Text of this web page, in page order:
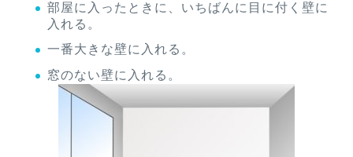
部屋に入ったときに、いちばんに目に付く壁に
入れる。
一番大きな壁に入れる。
窓のない壁に入れる。